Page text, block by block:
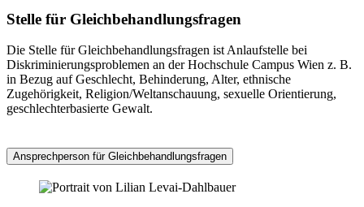
Stelle für Gleichbehandlungsfragen
Die Stelle für Gleichbehandlungsfragen ist Anlaufstelle bei
Diskriminierungsproblemen an der Hochschule Campus Wien z. B.
in Bezug auf Geschlecht, Behinderung, Alter, ethnische
Zugehörigkeit, Religion/Weltanschauung, sexuelle Orientierung,
geschlechterbasierte Gewalt.
Ansprechperson für Gleichbehandlungsfragen